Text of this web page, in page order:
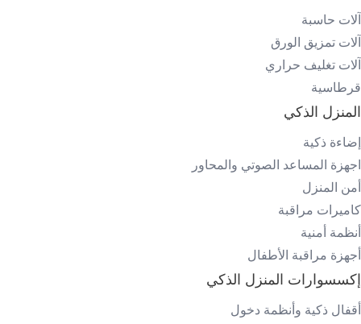
آلات حاسبة
آلات تمزيق الورق
آلات تغليف حراري
قرطاسية
المنزل الذكي
إضاءة ذكية
اجهزة المساعد الصوتي والمحاور
أمن المنزل
كاميرات مراقبة
أنظمة أمنية
أجهزة مراقبة الأطفال
إكسسوارات المنزل الذكي
أقفال ذكية وأنظمة دخول